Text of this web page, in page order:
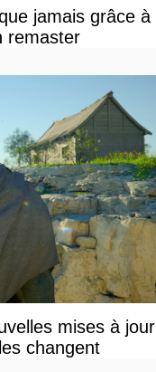
jamais grâce à
remaster
mises à jour
changent